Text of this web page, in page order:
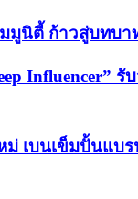
มูนิตี้ ก้าวสู่บทบา
Influencer”
ม่ เบนเข็มปั้นแ